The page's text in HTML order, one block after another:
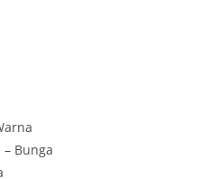
Bunga